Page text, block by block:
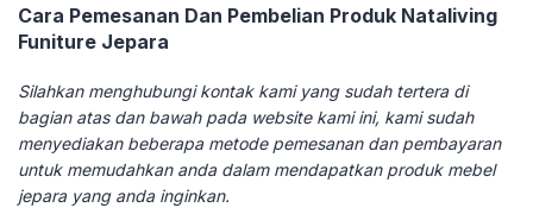
Cara Pemesanan Dan Pembelian Produk Nataliving
Funiture Jepara
Silahkan menghubungi kontak kami yang sudah tertera di
bagian atas dan bawah pada website kami ini, kami sudah
menyediakan beberapa metode pemesanan dan pembayaran
untuk memudahkan anda dalam mendapatkan produk mebel
jepara yang anda inginkan.